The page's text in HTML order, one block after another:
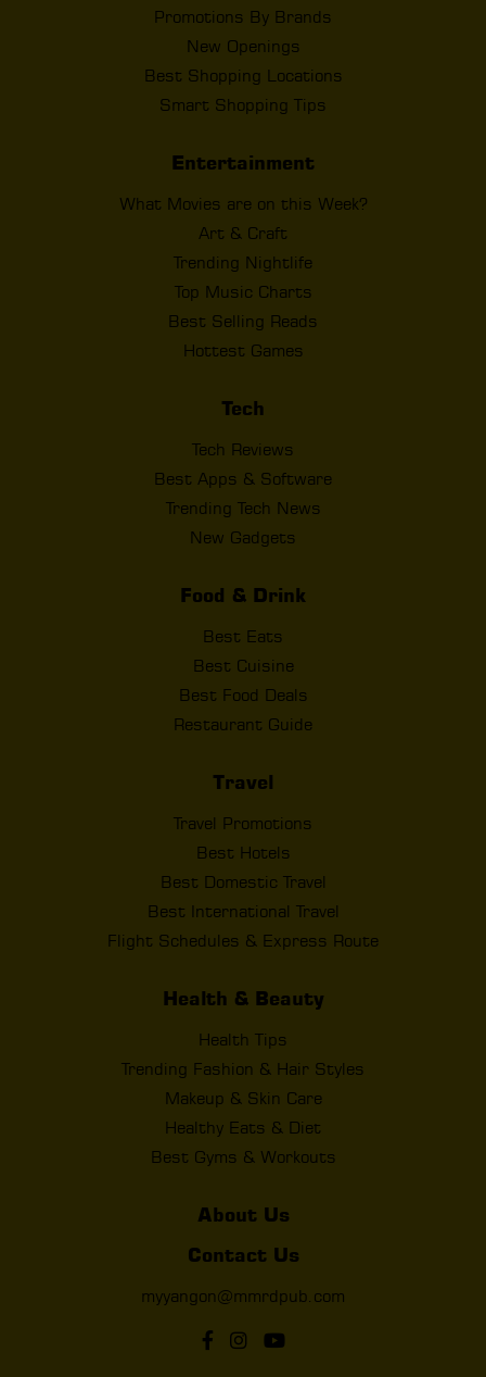
Promotions By Brands
New Openings
Best Shopping Locations
Smart Shopping Tips
Entertainment
What Movies are on this Week?
Art & Craft
Trending Nightlife
Top Music Charts
Best Selling Reads
Hottest Games
Tech
Tech Reviews
Best Apps & Software
Trending Tech News
New Gadgets
Food & Drink
Best Eats
Best Cuisine
Best Food Deals
Restaurant Guide
Travel
Travel Promotions
Best Hotels
Best Domestic Travel
Best International Travel
Flight Schedules & Express Route
Health & Beauty
Health Tips
Trending Fashion & Hair Styles
Makeup & Skin Care
Healthy Eats & Diet
Best Gyms & Workouts
About Us
Contact Us
myyangon@mmrdpub.com